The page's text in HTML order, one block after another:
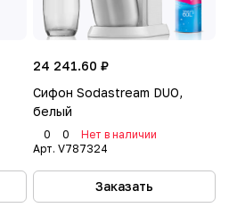
24 241.60 ₽
Сифон Sodastream DUO,
белый
0 0
Нет в наличии
Арт. V787324
Заказать